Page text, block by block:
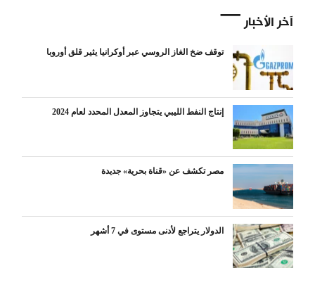
آخر الأخبار
توقف ضخ الغاز الروسي عبر أوكرانيا يثير قلق أوروبا
إنتاج النفط الليبي يتجاوز المعدل المحدد لعام 2024
مصر تكشف عن «قناة بحرية» جديدة
الدولار يتراجع لأدنى مستوى في 7 أشهر